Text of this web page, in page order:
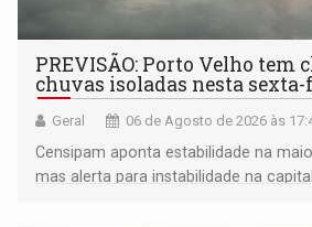
PREVISÃO: Porto Velho tem
chuvas isoladas nesta sexta-
Geral 06 de Agosto de 2026 às
Censipam aponta estabilidade na
mas alerta para instabilidade na